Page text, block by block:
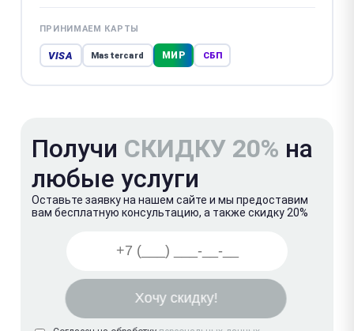
ПРИНИМАЕМ КАРТЫ
VISA Mastercard МИР СБП
Получи СКИДКУ 20% на
любые услуги
Оставьте заявку на нашем сайте и мы предоставим
вам бесплатную консультацию, а также скидку 20%